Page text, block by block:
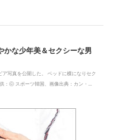
かな少年美＆セクシーな男
写真を公開した。 ベッドに横になりセク
：ⓒ スポーツ韓国、画像出典：カン・...